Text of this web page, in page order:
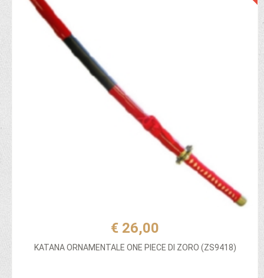
€ 26,00
KATANA ORNAMENTALE ONE PIECE DI ZORO (ZS9418)